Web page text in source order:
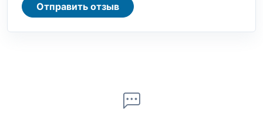
Отправить отзыв